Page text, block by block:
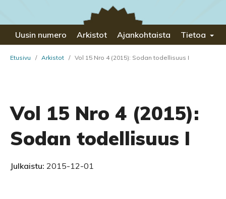
Uusin numero Arkistot Ajankohtaista Tietoa
Etusivu / Arkistot / Vol 15 Nro 4 (2015): Sodan todellisuus I
Vol 15 Nro 4 (2015):
Sodan todellisuus I
Julkaistu: 2015-12-01